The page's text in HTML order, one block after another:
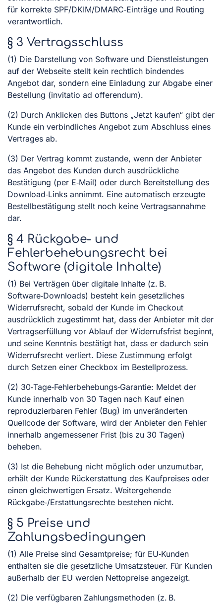
für korrekte SPF/DKIM/DMARC‑Einträge und Routing
verantwortlich.
§ 3 Vertragsschluss
(1) Die Darstellung von Software und Dienstleistungen
auf der Webseite stellt kein rechtlich bindendes
Angebot dar, sondern eine Einladung zur Abgabe einer
Bestellung (invitatio ad offerendum).
(2) Durch Anklicken des Buttons „Jetzt kaufen“ gibt der
Kunde ein verbindliches Angebot zum Abschluss eines
Vertrages ab.
(3) Der Vertrag kommt zustande, wenn der Anbieter
das Angebot des Kunden durch ausdrückliche
Bestätigung (per E‑Mail) oder durch Bereitstellung des
Download‑Links annimmt. Eine automatisch erzeugte
Bestellbestätigung stellt noch keine Vertragsannahme
dar.
§ 4 Rückgabe- und
Fehlerbehebungsrecht bei
Software (digitale Inhalte)
(1) Bei Verträgen über digitale Inhalte (z. B.
Software‑Downloads) besteht kein gesetzliches
Widerrufsrecht, sobald der Kunde im Checkout
ausdrücklich zugestimmt hat, dass der Anbieter mit der
Vertragserfüllung vor Ablauf der Widerrufsfrist beginnt,
und seine Kenntnis bestätigt hat, dass er dadurch sein
Widerrufsrecht verliert. Diese Zustimmung erfolgt
durch Setzen einer Checkbox im Bestellprozess.
(2) 30‑Tage‑Fehlerbehebungs‑Garantie: Meldet der
Kunde innerhalb von 30 Tagen nach Kauf einen
reproduzierbaren Fehler (Bug) im unveränderten
Quellcode der Software, wird der Anbieter den Fehler
innerhalb angemessener Frist (bis zu 30 Tagen)
beheben.
(3) Ist die Behebung nicht möglich oder unzumutbar,
erhält der Kunde Rückerstattung des Kaufpreises oder
einen gleichwertigen Ersatz. Weitergehende
Rückgabe‑/Erstattungsrechte bestehen nicht.
§ 5 Preise und
Zahlungsbedingungen
(1) Alle Preise sind Gesamtpreise; für EU‑Kunden
enthalten sie die gesetzliche Umsatzsteuer. Für Kunden
außerhalb der EU werden Nettopreise angezeigt.
(2) Die verfügbaren Zahlungsmethoden (z. B.